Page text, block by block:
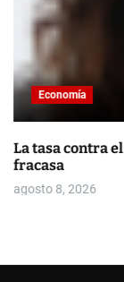
Economía
La tasa contra
fracasa
agosto 8, 2026